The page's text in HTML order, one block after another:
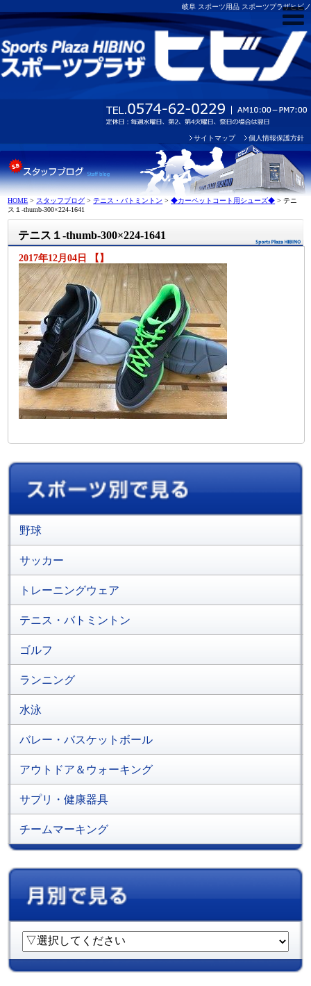
岐阜 スポーツ用品 スポーツプラザヒビノ
サイトマップ 個人情報保護方針
HOME > スタッフブログ >テニス・バトミントン >◆カーペットコート用シューズ◆ >テニ
ス１-thumb-300×224-1641
テニス１-thumb-300×224-1641
2017年12月04日 【】
野球
サッカー
トレーニングウェア
テニス・バトミントン
ゴルフ
ランニング
水泳
バレー・バスケットボール
アウトドア＆ウォーキング
サプリ・健康器具
チームマーキング